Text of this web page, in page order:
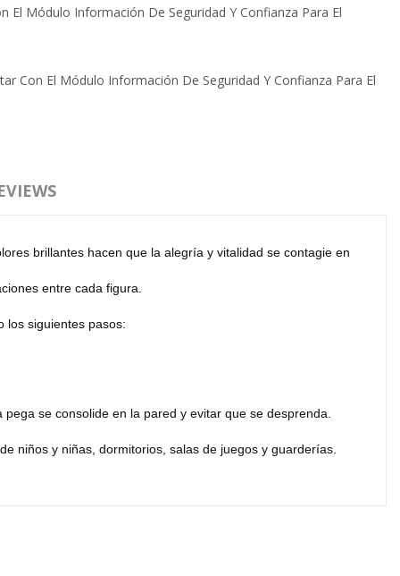
El Módulo Información De Seguridad Y Confianza Para El
Con El Módulo Información De Seguridad Y Confianza Para El
brillantes hacen que la alegría y vitalidad se contagie en
entre cada figura.
los siguientes pasos:
se consolide en la pared y evitar que se desprenda.
niños y niñas, dormitorios, salas de juegos y guarderías.